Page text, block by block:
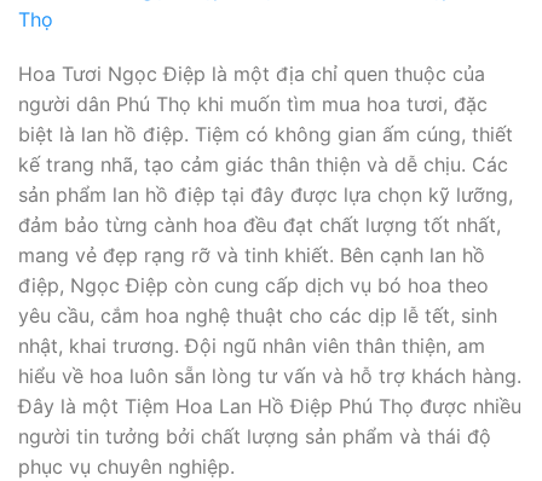
Hoa Tươi Ngọc Điệp là một địa chỉ quen thuộc của
người dân Phú Thọ khi muốn tìm mua hoa tươi, đặc
biệt là lan hồ điệp. Tiệm có không gian ấm cúng, thiết
kế trang nhã, tạo cảm giác thân thiện và dễ chịu. Các
sản phẩm lan hồ điệp tại đây được lựa chọn kỹ lưỡng,
đảm bảo từng cành hoa đều đạt chất lượng tốt nhất,
mang vẻ đẹp rạng rỡ và tinh khiết. Bên cạnh lan hồ
điệp, Ngọc Điệp còn cung cấp dịch vụ bó hoa theo
yêu cầu, cắm hoa nghệ thuật cho các dịp lễ tết, sinh
nhật, khai trương. Đội ngũ nhân viên thân thiện, am
hiểu về hoa luôn sẵn lòng tư vấn và hỗ trợ khách hàng.
Đây là một Tiệm Hoa Lan Hồ Điệp Phú Thọ được nhiều
người tin tưởng bởi chất lượng sản phẩm và thái độ
phục vụ chuyên nghiệp.